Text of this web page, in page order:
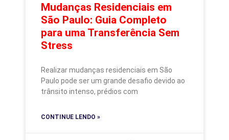
Mudanças Residenciais em
São Paulo: Guia Completo
para uma Transferência Sem
Stress
Realizar mudanças residenciais em São
Paulo pode ser um grande desafio devido ao
trânsito intenso, prédios com
CONTINUE LENDO »